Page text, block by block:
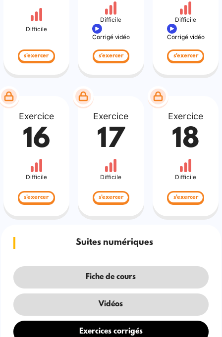
Difficile
s'exercer
Difficile
Corrigé vidéo
s'exercer
Difficile
Corrigé vidéo
s'exercer
Exercice
16
Difficile
s'exercer
Exercice
17
Difficile
s'exercer
Exercice
18
Difficile
s'exercer
Suites numériques
Fiche de cours
Vidéos
Exercices corrigés